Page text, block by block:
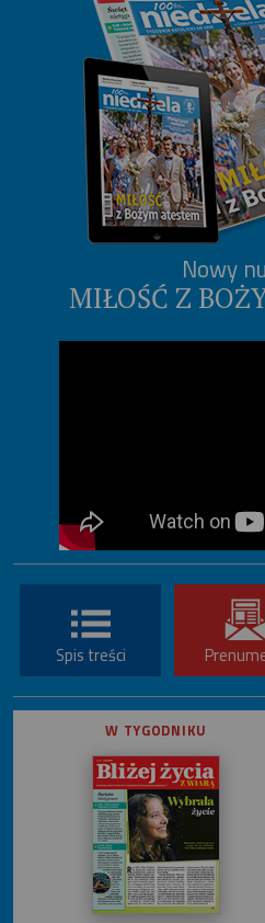
Nowy
MIŁOŚĆ Z
Spis treści
W TYGODNIKU